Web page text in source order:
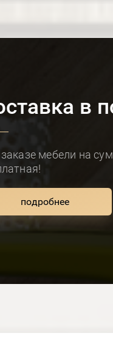
в
мебели на
подробнее